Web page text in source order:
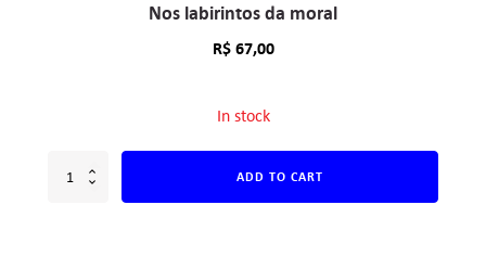
Nos labirintos da moral
R$67,00
In stock
ADD TO CART